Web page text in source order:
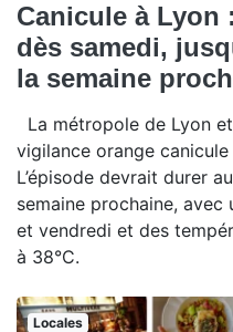
Canicule à Lyon
dès samedi,
la semaine
La métropole de Lyon
vigilance orange
L’épisode devrait durer
semaine prochaine,
et vendredi et des
à 38°C.
Locales